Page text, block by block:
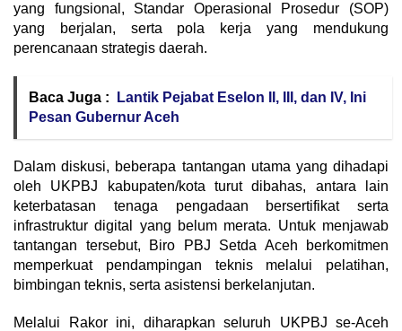
yang fungsional, Standar Operasional Prosedur (SOP)
yang berjalan, serta pola kerja yang mendukung
perencanaan strategis daerah.
Baca Juga :
Lantik Pejabat Eselon II, III, dan IV, Ini
Pesan Gubernur Aceh
Dalam diskusi, beberapa tantangan utama yang dihadapi
oleh UKPBJ kabupaten/kota turut dibahas, antara lain
keterbatasan tenaga pengadaan bersertifikat serta
infrastruktur digital yang belum merata. Untuk menjawab
tantangan tersebut, Biro PBJ Setda Aceh berkomitmen
memperkuat pendampingan teknis melalui pelatihan,
bimbingan teknis, serta asistensi berkelanjutan.
Melalui Rakor ini, diharapkan seluruh UKPBJ se-Aceh